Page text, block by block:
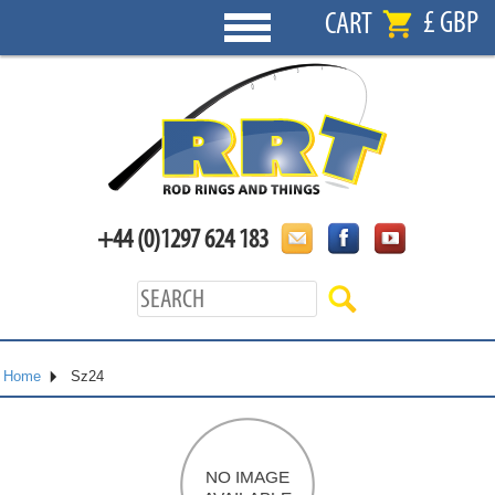
CART £ GBP
+44 (0)1297 624 183
Home Sz24